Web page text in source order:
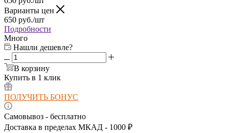
Варианты цен
650 руб./шт
Подробности
Много
Нашли дешевле?
В корзину
Купить в 1 клик
ПОЛУЧИТЬ БОНУС
Самовывоз - бесплатно
Доставка в пределах МКАД - 1000 ₽